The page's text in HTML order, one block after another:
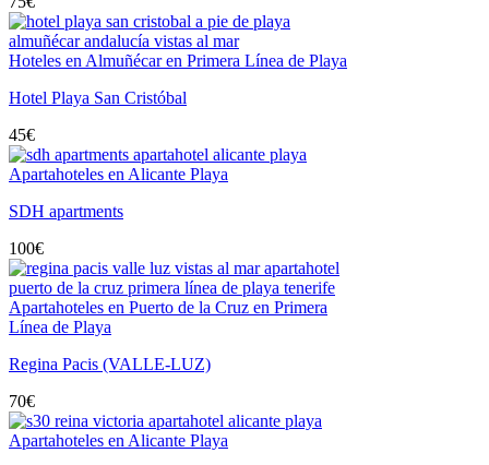
Hoteles en Almuñécar en Primera Línea de Playa
Hotel Playa San Cristóbal
45€
Apartahoteles en Alicante Playa
SDH apartments
100€
Apartahoteles en Puerto de la Cruz en Primera
Línea de Playa
Regina Pacis (VALLE-LUZ)
70€
Apartahoteles en Alicante Playa